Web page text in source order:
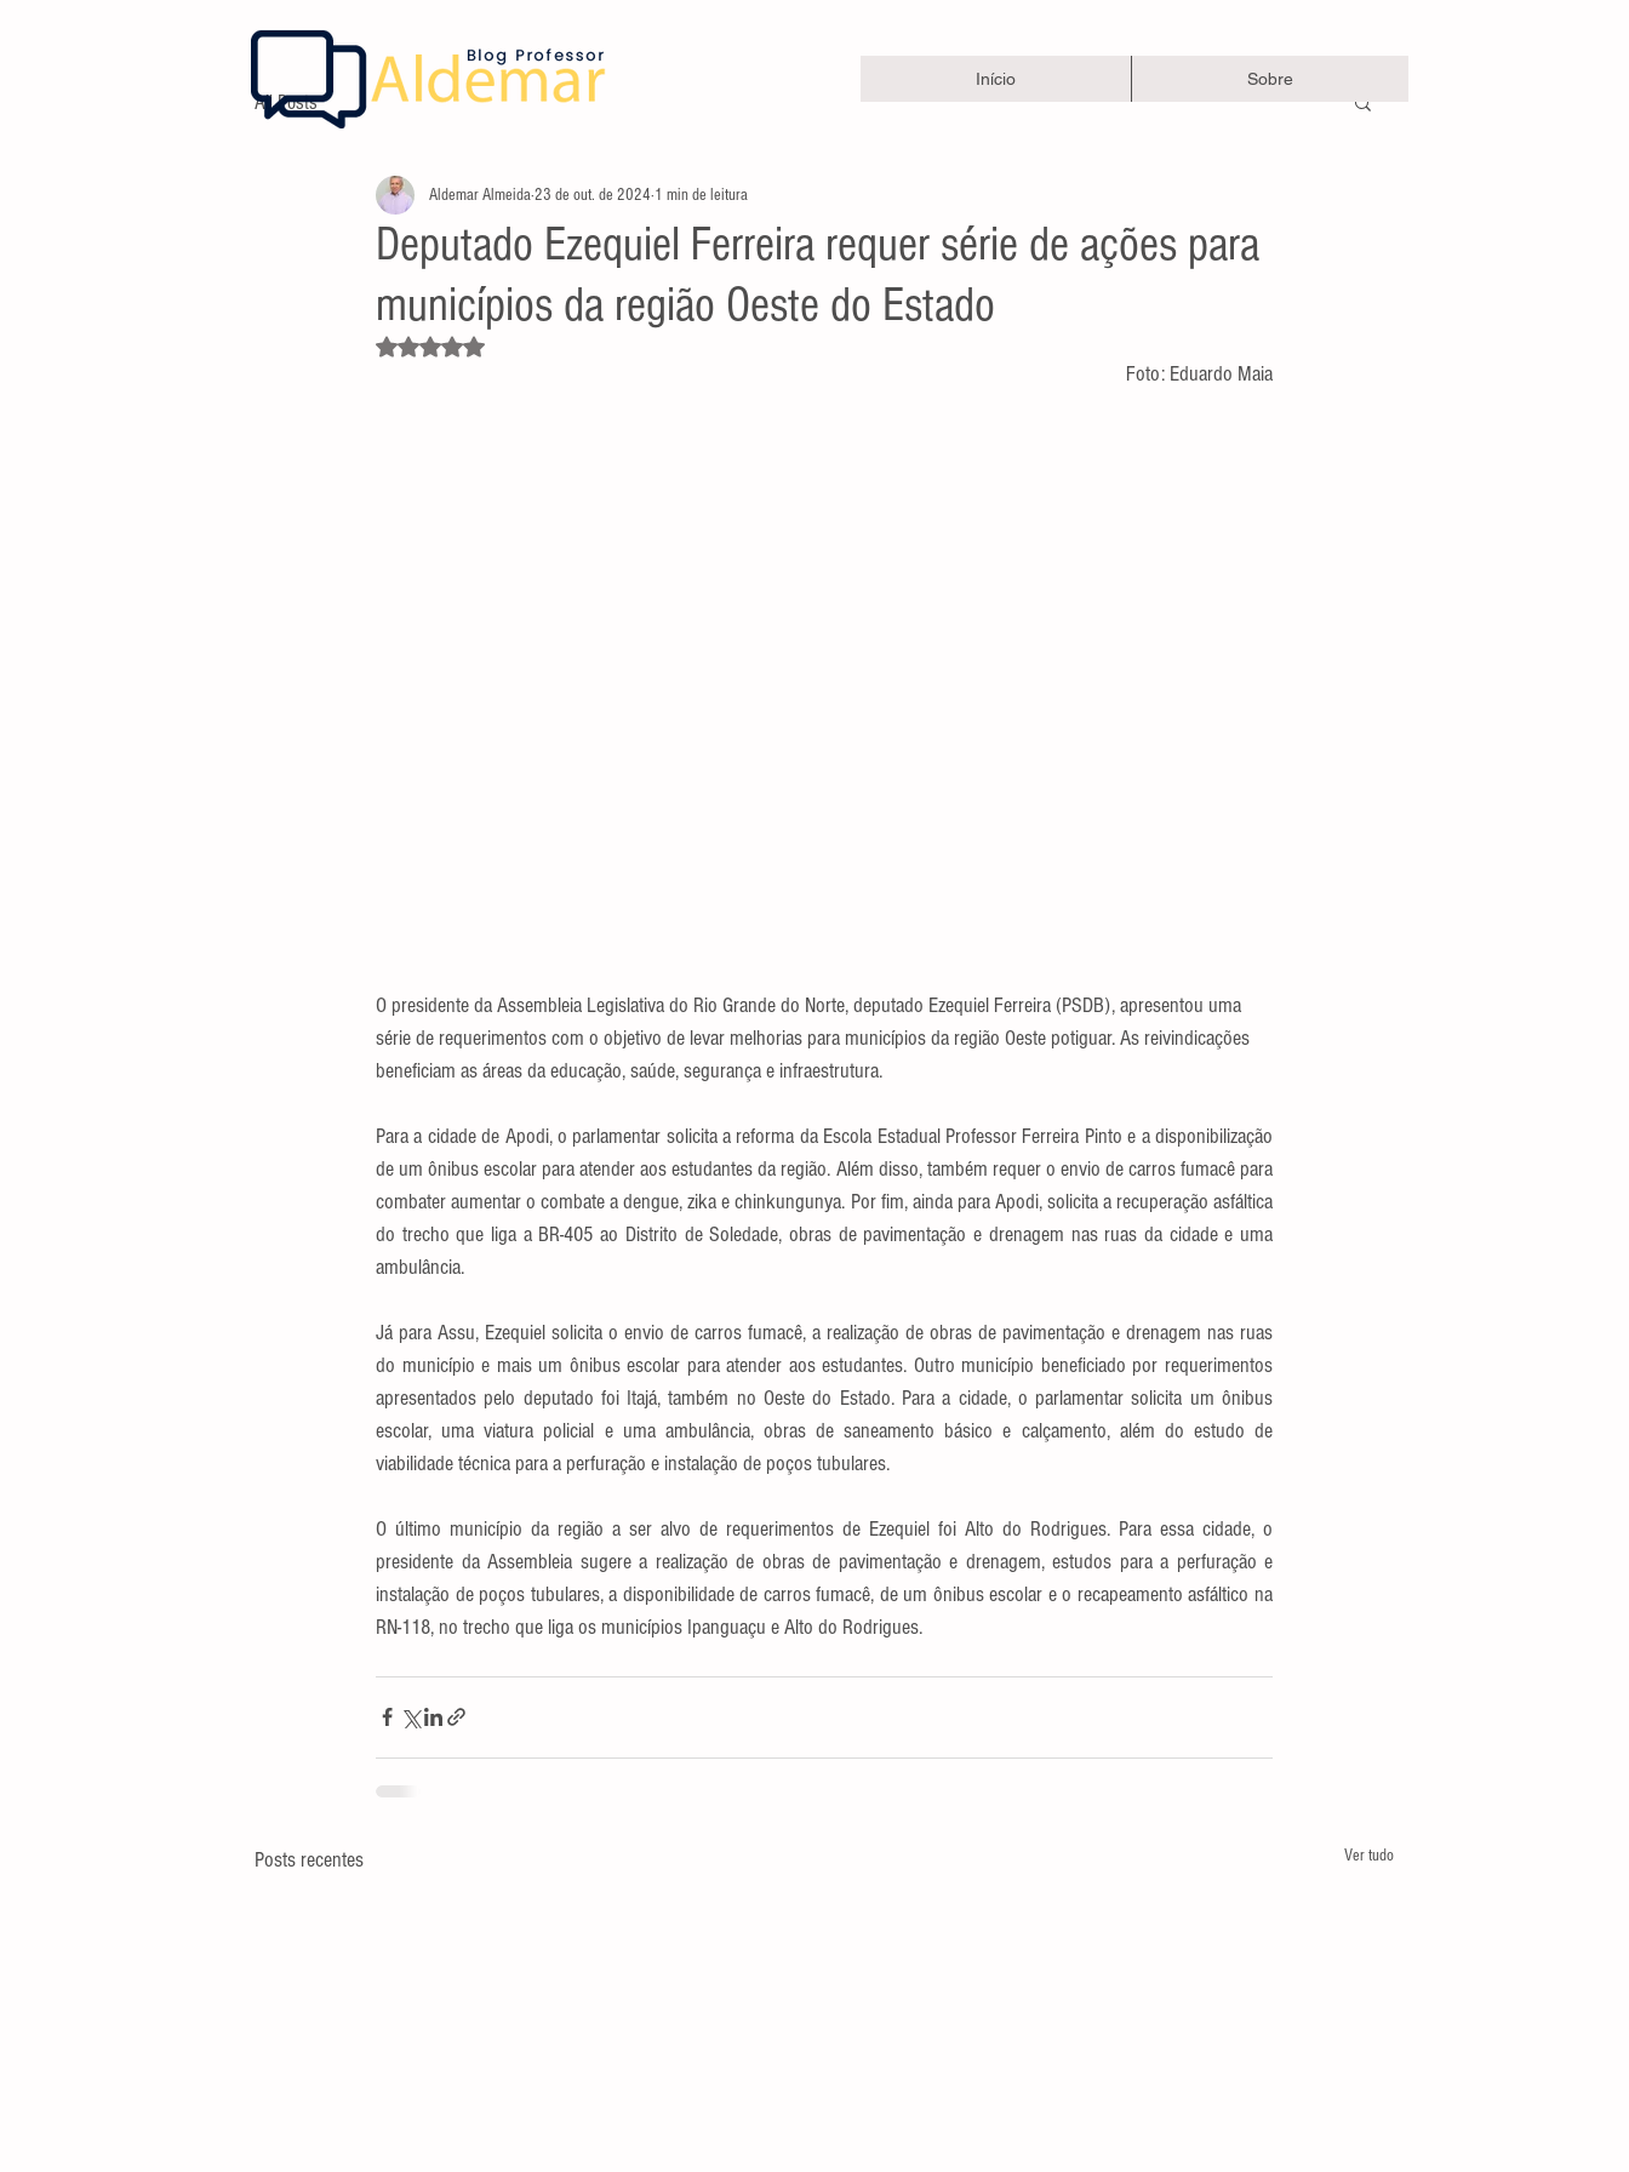
Início Sobre
All Posts
Deputado Ezequiel Ferreira requer série de ações para
municípios da região Oeste do Estado
Aldemar Almeida23 de out. de 2024 1 min de leitura
Avaliado com NaN de 5 estrelas.
Foto: Eduardo Maia
O presidente da Assembleia Legislativa do Rio Grande do Norte, deputado Ezequiel Ferreira (PSDB), apresentou uma
série de requerimentos com o objetivo de levar melhorias para municípios da região Oeste potiguar. As reivindicações
beneficiam as áreas da educação, saúde, segurança e infraestrutura.
Para a cidade de Apodi, o parlamentar solicita a reforma da Escola Estadual Professor Ferreira Pinto e a disponibilização
de um ônibus escolar para atender aos estudantes da região. Além disso, também requer o envio de carros fumacê para
combater aumentar o combate a dengue, zika e chinkungunya. Por fim, ainda para Apodi, solicita a recuperação asfáltica
do trecho que liga a BR-405 ao Distrito de Soledade, obras de pavimentação e drenagem nas ruas da cidade e uma
ambulância.
Já para Assu, Ezequiel solicita o envio de carros fumacê, a realização de obras de pavimentação e drenagem nas ruas
do município e mais um ônibus escolar para atender aos estudantes. Outro município beneficiado por requerimentos
apresentados pelo deputado foi Itajá, também no Oeste do Estado. Para a cidade, o parlamentar solicita um ônibus
escolar, uma viatura policial e uma ambulância, obras de saneamento básico e calçamento, além do estudo de
viabilidade técnica para a perfuração e instalação de poços tubulares.
O último município da região a ser alvo de requerimentos de Ezequiel foi Alto do Rodrigues. Para essa cidade, o
presidente da Assembleia sugere a realização de obras de pavimentação e drenagem, estudos para a perfuração e
instalação de poços tubulares, a disponibilidade de carros fumacê, de um ônibus escolar e o recapeamento asfáltico na
RN-118, no trecho que liga os municípios Ipanguaçu e Alto do Rodrigues.
Posts recentes Ver tudo